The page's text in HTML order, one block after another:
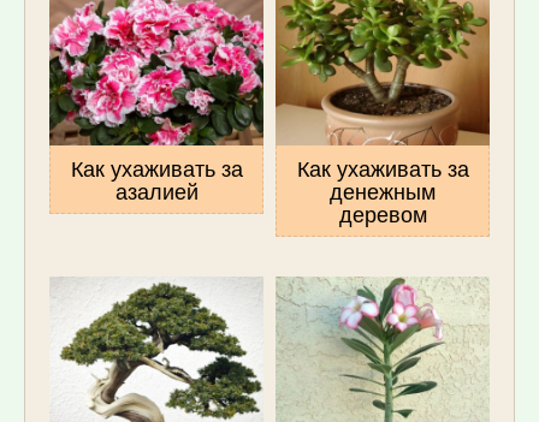
Как ухаживать за
азалией
Как ухаживать за
денежным
деревом